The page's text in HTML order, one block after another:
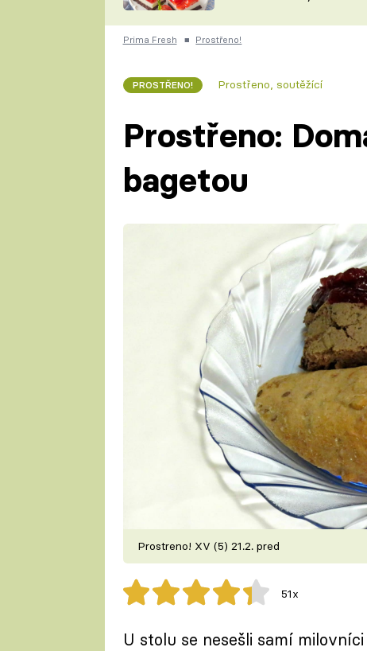
ČESKO NA TALÍŘI
KUCHAŘKA
Prima Fresh ■ Prostřeno!
PROSTŘENO! Prostřeno, soutěžící
Prostřeno:
bagetou
Prostreno! XV (5) 21.2. pred
51x
U stolu se nesešli samí